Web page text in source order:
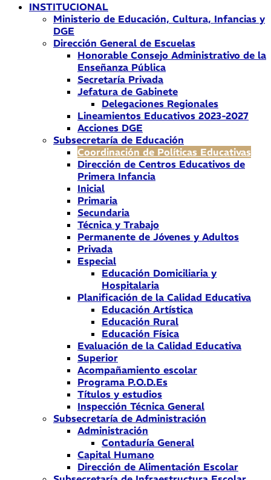
INSTITUCIONAL
Ministerio de Educación, Cultura, Infancias y
DGE
Dirección General de Escuelas
Honorable Consejo Administrativo de la
Enseñanza Pública
Secretaría Privada
Jefatura de Gabinete
Delegaciones Regionales
Lineamientos Educativos 2023-2027
Acciones DGE
Subsecretaría de Educación
Coordinación de Políticas Educativas
Dirección de Centros Educativos de
Primera Infancia
Inicial
Primaria
Secundaria
Técnica y Trabajo
Permanente de Jóvenes y Adultos
Privada
Especial
Educación Domiciliaria y
Hospitalaria
Planificación de la Calidad Educativa
Educación Artística
Educación Rural
Educación Física
Evaluación de la Calidad Educativa
Superior
Acompañamiento escolar
Programa P.O.D.Es
Títulos y estudios
Inspección Técnica General
Subsecretaría de Administración
Administración
Contaduría General
Capital Humano
Dirección de Alimentación Escolar